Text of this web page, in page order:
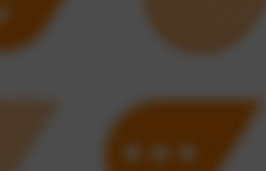
智能管理